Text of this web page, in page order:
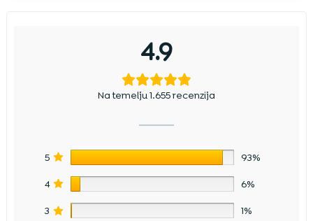
4.9
Na temelju 1.655 recenzija
5 93%
4 6%
3 1%